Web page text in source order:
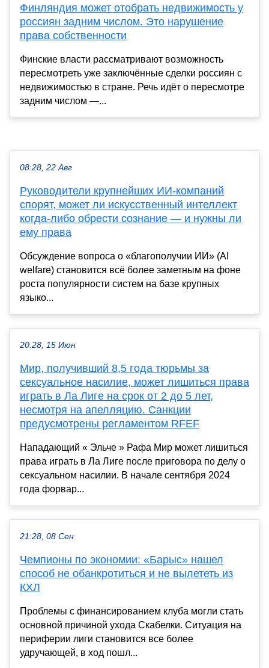
Финляндия может отобрать недвижимость у
россиян задним числом. Это нарушение
права собственности
Финские власти рассматривают возможность
пересмотреть уже заключённые сделки россиян с
недвижимостью в стране. Речь идёт о пересмотре
задним числом —...
08:28, 22 Авг
Руководители крупнейших ИИ-компаний
спорят, может ли искусственный интеллект
когда-либо обрести сознание — и нужны ли
ему права
Обсуждение вопроса о «благополучии ИИ» (AI
welfare) становится всё более заметным на фоне
роста популярности систем на базе крупных
языко...
20:28, 15 Июн
Мир, получивший 8,5 года тюрьмы за
сексуальное насилие, может лишиться права
играть в Ла Лиге на срок от 2 до 5 лет,
несмотря на апелляцию. Санкции
предусмотрены регламентом RFEF
Нападающий « Эльче » Рафа Мир может лишиться
права играть в Ла Лиге после приговора по делу о
сексуальном насилии. В начале сентября 2024
года форвар...
21:28, 08 Сен
Чемпионы по экономии: «Барыс» нашел
способ не обанкротиться и не вылететь из
КХЛ
Проблемы с финансированием клуба могли стать
основной причиной ухода Скабелки. Ситуация на
периферии лиги становится все более
удручающей, в ход пошл...